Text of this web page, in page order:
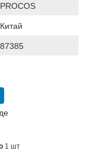
PROCOS
Китай
87385
1 шт